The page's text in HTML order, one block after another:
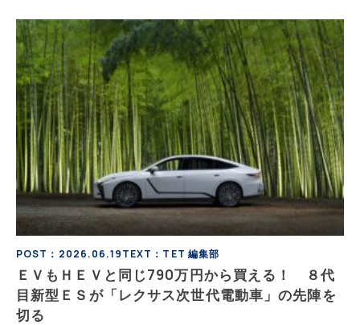
POST：2026.06.19TEXT：TET 編集部
ＥＶもＨＥＶと同じ790万円から買える！ ８代
目新型ＥＳが「レクサス次世代電動車」の先陣を
切る